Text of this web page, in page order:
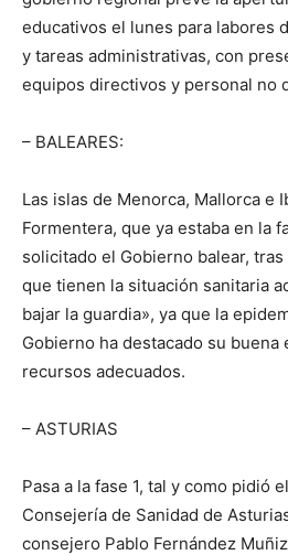
educativos el lunes para labores
y tareas administrativas, con
equipos directivos y personal no
– BALEARES:
Las islas de Menorca, Mallorca e
Formentera, que ya estaba en la
solicitado el Gobierno balear,
que tienen la situación sanitaria
bajar la guardia», ya que la
Gobierno ha destacado su buena
recursos adecuados.
– ASTURIAS
Pasa a la fase 1, tal y como pidió
Consejería de Sanidad de
consejero Pablo Fernández